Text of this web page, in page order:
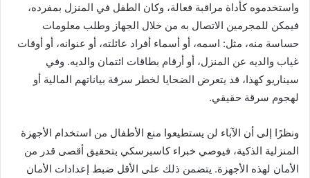
واستخدموه كأداة مراقبة فعالة، وكان الطفل في المنزل بمفرده،
فيمكن للمجرمين الاتصال به من خلال الجهاز وطلب معلومات
حساسة منه، مثل: اسمه، أو أسماء أفراد عائلته، أو عنوانه، أو أوقات
غياب والديه عن المنزل، أو أرقام بطاقات ائتمان والديه. وفي
سيناريو كهذا، قد يتعرض الضحايا لخطر سرقة بياناتهم المالية أو
لهجوم سرقة حقيقي.
ونظرًا إلى أن الآباء لن يستطيعوا منع الأطفال من استخدام الأجهزة
المنزلية الذكية، فيوصي خبراء كاسبرسكي بتحقيق أقصى قدر من
الأمان لهذه الأجهزة. يتضمن ذلك على الأقل ضبط إعدادات الأمان